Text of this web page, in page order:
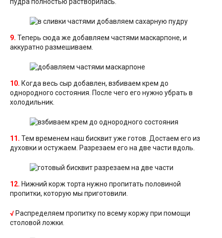
пудра полностью растворилась.
9. Теперь сюда же добавляем частями маскарпоне, и
аккуратно размешиваем.
10. Когда весь сыр добавлен, взбиваем крем до
однородного состояния. После чего его нужно убрать в
холодильник.
11. Тем временем наш бисквит уже готов. Достаем его из
духовки и остужаем. Разрезаем его на две части вдоль.
12. Нижний корж торта нужно пропитать половиной
пропитки, которую мы приготовили.
√ Распределяем пропитку по всему коржу при помощи
столовой ложки.